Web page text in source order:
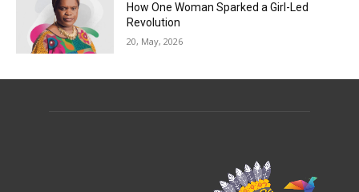
How One Woman Sparked a Girl-Led
Revolution
20, May, 2026